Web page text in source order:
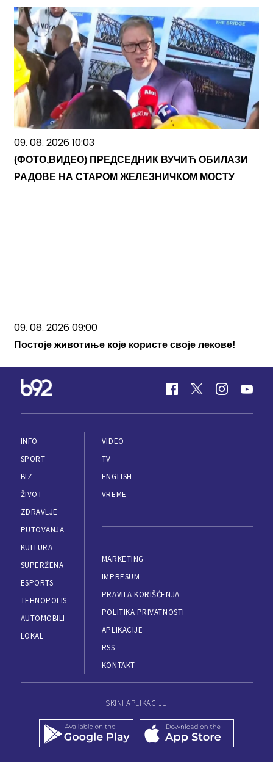
09. 08. 2026 10:03
(ФОТО,ВИДЕО) ПРЕДСЕДНИК ВУЧИЋ ОБИЛАЗИ
РАДОВЕ НА СТАРОМ ЖЕЛЕЗНИЧКОМ МОСТУ
09. 08. 2026 09:00
Постоје животиње које користе своје лекове!
INFO
SPORT
BIZ
ŽIVOT
ZDRAVLJE
PUTOVANJA
KULTURA
SUPERŽENA
ESPORTS
TEHNOPOLIS
AUTOMOBILI
LOKAL
VIDEO
TV
ENGLISH
VREME
MARKETING
IMPRESUM
PRAVILA KORIŠĆENJA
POLITIKA PRIVATNOSTI
APLIKACIJE
RSS
KONTAKT
SKINI APLIKACIJU